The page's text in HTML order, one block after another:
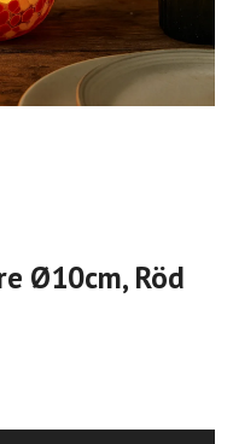
Ø10cm, Röd